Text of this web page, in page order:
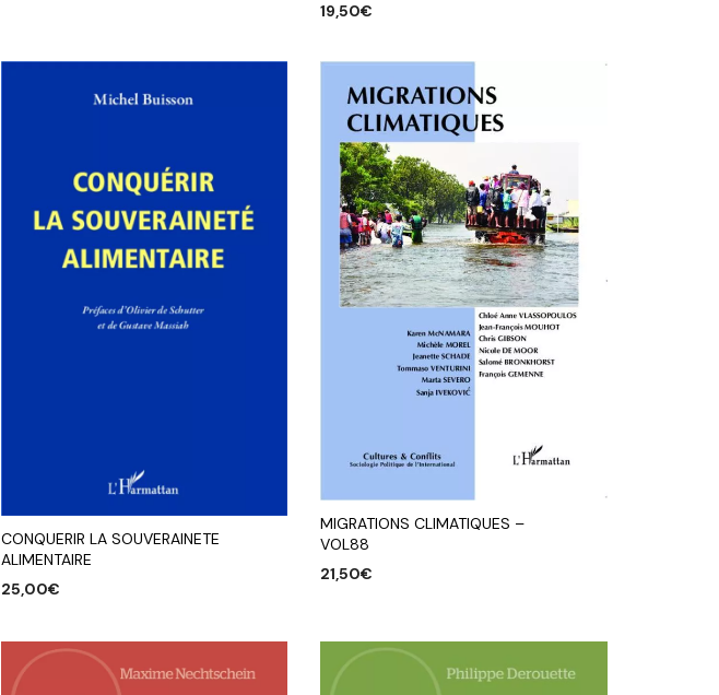
19,50€
CONQUERIR LA SOUVERAINETE
ALIMENTAIRE
25,00€
MIGRATIONS CLIMATIQUES –
VOL88
21,50€